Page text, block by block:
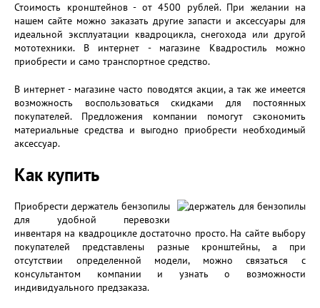
Стоимость кронштейнов - от 4500 рублей. При желании на
нашем сайте можно заказать другие запасти и аксессуары для
идеальной эксплуатации квадроцикла, снегохода или другой
мототехники. В интернет - магазине Квадростиль можно
приобрести и само транспортное средство.
В интернет - магазине часто поводятся акции, а так же имеется
возможность воспользоваться скидками для постоянных
покупателей. Предложения компании помогут сэкономить
материальные средства и выгодно приобрести необходимый
аксессуар.
Как купить
Приобрести держатель бензопилы
для удобной перевозки
инвентаря на квадроцикле достаточно просто. На сайте выбору
покупателей представлены разные кронштейны, а при
отсутствии определенной модели, можно связаться с
консультантом компании и узнать о возможности
индивидуального предзаказа.